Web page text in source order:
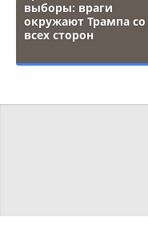
выборы: враги
окружают Трампа со
всех сторон